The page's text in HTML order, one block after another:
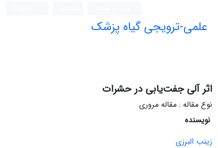
علمی-ترویجی گیاه پزشک
اثر آلی جفت‌یابی در حشرات
نوع مقاله : مقاله مروری
نویسنده
زینب البرزی